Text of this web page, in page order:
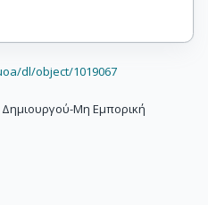
dl/object/1019067
Μη Εμπορική